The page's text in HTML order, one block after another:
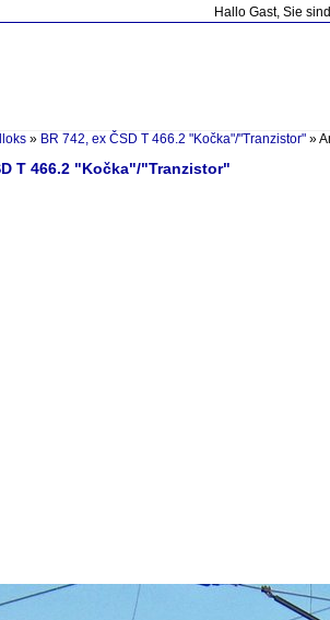
Hallo Gast, Sie
» BR 742, ex ČSD T 466.2 "Kočka"/"Tranzistor" »
T 466.2 "Kočka"/"Tranzistor"